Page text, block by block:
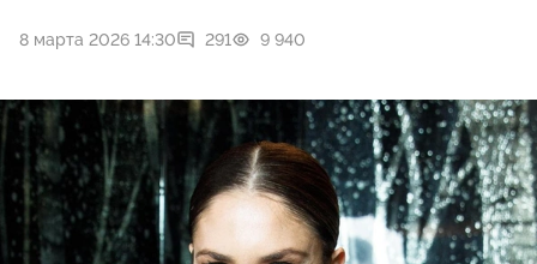
8 марта 2026 14:30 291 9 940